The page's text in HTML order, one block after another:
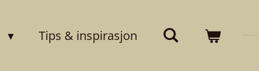
Tips & inspirasjon